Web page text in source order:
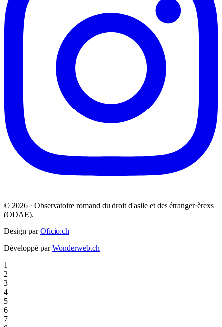
© 2026 · Observatoire romand du droit d'asile et des étranger·èrexs
(ODAE).
Design parOficio.ch
Développé parWonderweb.ch
1
2
3
4
5
6
7